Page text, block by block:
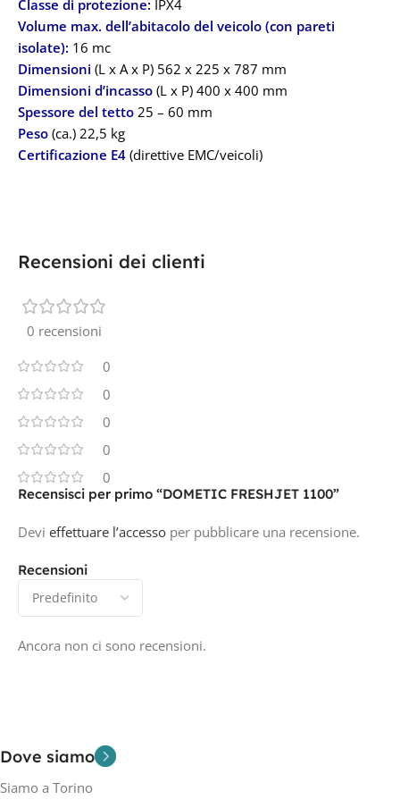
Classe di protezione: IPX4
Volume max. dell’abitacolo del veicolo (con pareti
isolate): 16 mc
Dimensioni (L x A x P) 562 x 225 x 787 mm
Dimensioni d’incasso (L x P) 400 x 400 mm
Spessore del tetto 25 – 60 mm
Peso (ca.) 22,5 kg
Certificazione E4 (direttive EMC/veicoli)
Recensioni dei clienti
0 recensioni
0
0
0
0
0
Recensioni
Ancora non ci sono recensioni.
Recensisci per primo “DOMETIC FRESHJET 1100”
Devi effettuare l’accesso per pubblicare una recensione.
Dove siamo
Siamo a Torino